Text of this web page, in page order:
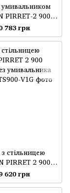
PIRRET-2 900
Меланж матова
783 грн
стільницею
PIRRET 2 900
умивальника
620 грн